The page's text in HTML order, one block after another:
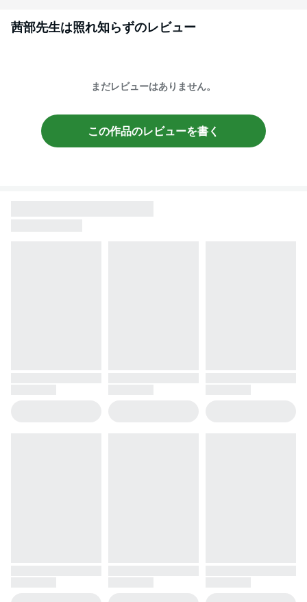
茜部先生は照れ知らずのレビュー
まだレビューはありません。
この作品のレビューを書く